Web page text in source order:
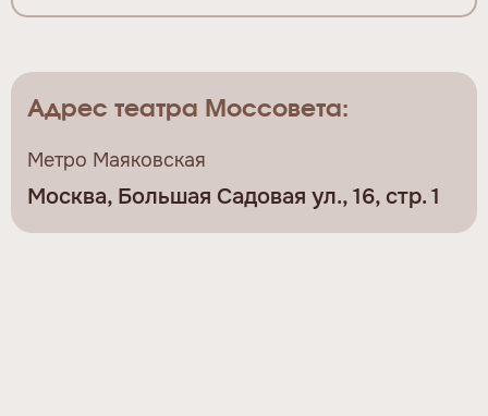
Адрес театра Моссовета:
Метро Маяковская
Москва, Большая Садовая ул., 16, стр. 1